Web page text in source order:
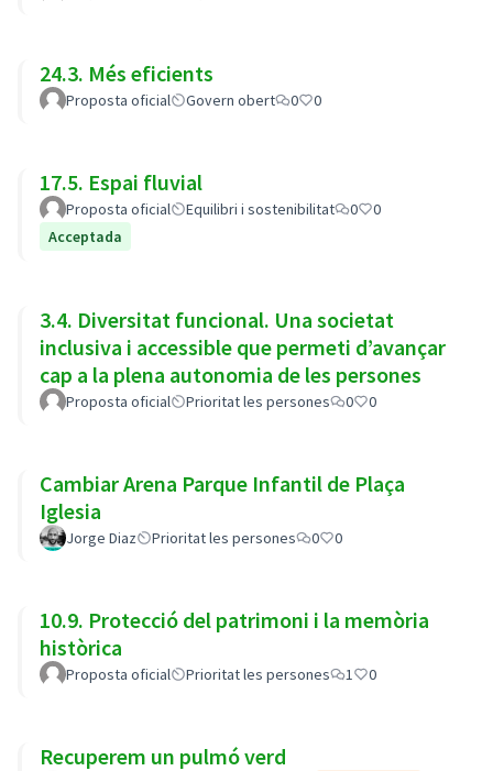
24.3. Més eficients
Proposta oficial Govern obert 0 0
17.5. Espai fluvial
Proposta oficial Equilibri i sostenibilitat 0
0
Acceptada
3.4. Diversitat funcional. Una societat
inclusiva i accessible que permeti d’avançar
cap a la plena autonomia de les persones
Proposta oficial Prioritat les persones 0 0
Cambiar Arena Parque Infantil de Plaça
Iglesia
Jorge Diaz Prioritat les persones 0 0
10.9. Protecció del patrimoni i la memòria
històrica
Proposta oficial Prioritat les persones 1 0
Recuperem un pulmó verd